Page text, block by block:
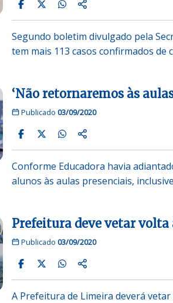
Segundo boletim divulgado pela
tem mais 113 casos confirmados de
‘Não retornaremos às
Publicado 03/09/2020
Conforme Educadora havia
alunos às aulas presenciais,
Prefeitura deve vetar
Publicado 03/09/2020
A Prefeitura de Limeira deverá